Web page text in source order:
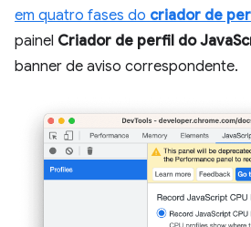
em quatro fases do criador de
painel Criador de perfil do
banner de aviso correspondente.